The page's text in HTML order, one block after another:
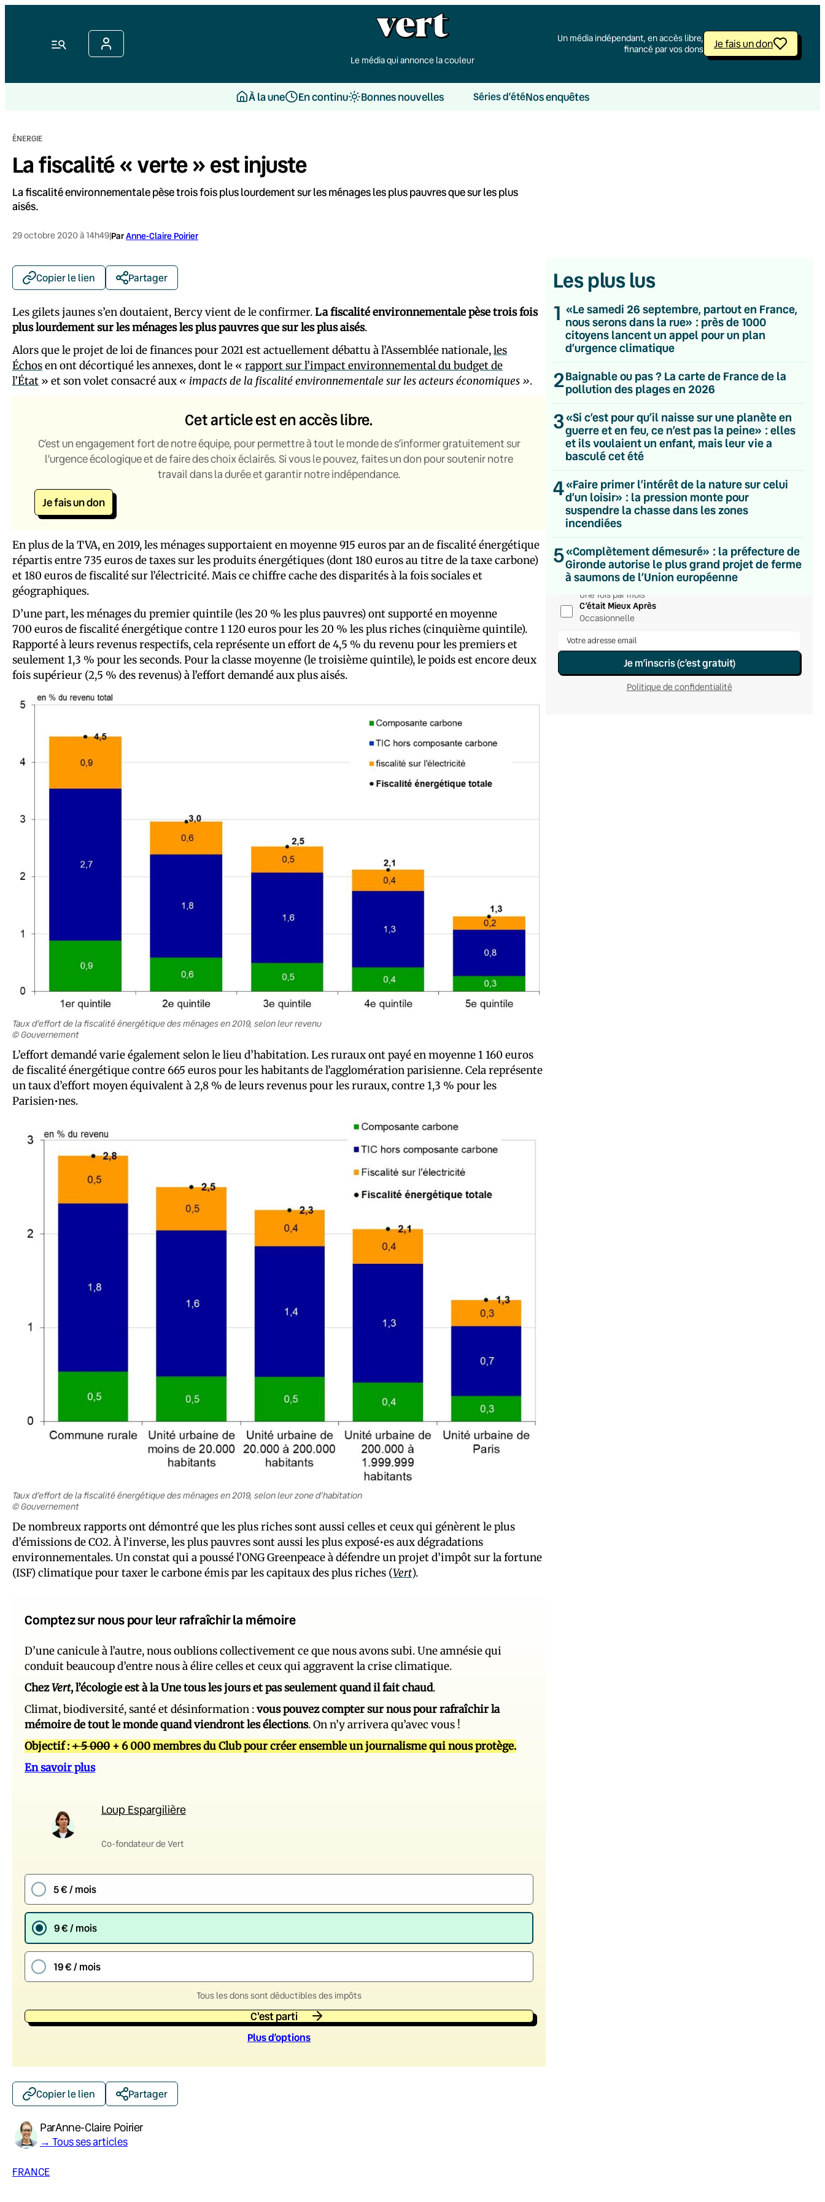
Menu
Le média qui annonce la couleur
Un média indépendant, en accès libre,
financé par vos dons
Je fais un don
À la une En continu Bonnes nouvelles Séries d’étéNos enquêtes
ÉNERGIE
La fiscalité « verte » est injuste
La fiscalité environnementale pèse trois fois plus lourdement sur les ménages les plus pauvres que sur les plus
aisés.
29 octobre 2020 à 14h49|ParAnne-Claire Poirier
Copier le lien Partager
Les gilets jaunes s’en doutaient, Bercy vient de le confirmer.La fiscalité environnementale pèse trois fois
plus lourdement sur les ménages les plus pauvres que sur les plus aisés.
Alors que le projet de loi de finances pour 2021 est actuellement débattu à l’Assemblée nationale,les
Échosen ont décortiqué les annexes, dont le « rapport sur l’impact environnemental du budget de
l’État » et son volet consacré aux « impacts de la fiscalité environnementale sur les acteurs économiques ».
Cet article est en accès libre.
C’est un engagement fort de notre équipe, pour permettre à tout le monde de s’informer gratuitement sur
l’urgence écologique et de faire des choix éclairés. Si vous le pouvez, faites un don pour soutenir notre
travail dans la durée et garantir notre indépendance.
Je fais un don
En plus de la TVA, en 2019, les ménages supportaient en moyenne 915 euros par an de fiscalité énergétique
répartis entre 735 euros de taxes sur les produits énergétiques (dont 180 euros au titre de la taxe carbone)
et 180 euros de fiscalité sur l’électricité. Mais ce chiffre cache des disparités à la fois sociales et
géographiques.
D’une part, les ménages du premier quintile (les 20 % les plus pauvres) ont supporté en moyenne
700 euros de fiscalité énergétique contre 1 120 euros pour les 20 % les plus riches (cinquième quintile).
Rapporté à leurs revenus respectifs, cela représente un effort de 4,5 % du revenu pour les premiers et
seulement 1,3 % pour les seconds. Pour la classe moyenne (le troisième quintile), le poids est encore deux
fois supérieur (2,5 % des revenus) à l’effort demandé aux plus aisés.
Taux d’effort de la fiscalité énergétique des ménages en 2019, selon leur revenu
© Gouvernement
L’effort demandé varie également selon le lieu d’habitation. Les ruraux ont payé en moyenne 1 160 euros
de fiscalité énergétique contre 665 euros pour les habitants de l’agglomération parisienne. Cela représente
un taux d’effort moyen équivalent à 2,8 % de leurs revenus pour les ruraux, contre 1,3 % pour les
Parisien•nes.
Taux d’effort de la fiscalité énergétique des ménages en 2019, selon leur zone d’habitation
© Gouvernement
De nombreux rapports ont démontré que les plus riches sont aussi celles et ceux qui génèrent le plus
d’émissions de CO2. À l’inverse, les plus pauvres sont aussi les plus exposé•es aux dégradations
environnementales. Un constat qui a poussé l’ONG Greenpeace à défendre un projet d’impôt sur la fortune
(ISF) climatique pour taxer le carbone émis par les capitaux des plus riches (Vert).
Comptez sur nous pour leur rafraîchir la mémoire
D’une canicule à l’autre, nous oublions collectivement ce que nous avons subi. Une amnésie qui
conduit beaucoup d’entre nous à élire celles et ceux qui aggravent la crise climatique.
ChezVert, l’écologie est à la Une tous les jours et pas seulement quand il fait chaud.
Climat, biodiversité, santé et désinformation :vous pouvez compter sur nous pour rafraîchir la
mémoire de tout le monde quand viendront les élections. On n’y arrivera qu’avec vous !
Objectif :+ 5 000 + 6 000 membres du Club pour créer ensemble un journalisme qui nous protège.
En savoir plus
Loup Espargilière
Co-fondateur de Vert
5 € / mois
9 € / mois
19 € / mois
Tous les dons sont déductibles des impôts
C'est parti
Plus d’options
Copier le lien Partager
ParAnne-Claire Poirier
→ Tous ses articles
FRANCE
Les plus lus
1 «Le samedi 26 septembre, partout en France,
nous serons dans la rue» : près de 1000
citoyens lancent un appel pour un plan
d’urgence climatique
2Baignable ou pas ? La carte de France de la
pollution des plages en 2026
3«Si c’est pour qu’il naisse sur une planète en
guerre et en feu, ce n’est pas la peine» : elles
et ils voulaient un enfant, mais leur vie a
basculé cet été
4«Faire primer l’intérêt de la nature sur celui
d’un loisir» : la pression monte pour
suspendre la chasse dans les zones
incendiées
5«Complètement démesuré» : la préfecture de
Gironde autorise le plus grand projet de ferme
à saumons de l’Union européenne
💌 Inscrivez-vous à nos newsletters
Quotidienne
Du lundi au vendredi
Hebdomadaire
Le samedi
Chaleurs Actuelles
Une fois par mois
C’était Mieux Après
Occasionnelle
Je m’inscris (c’est gratuit)
Politique de confidentialité